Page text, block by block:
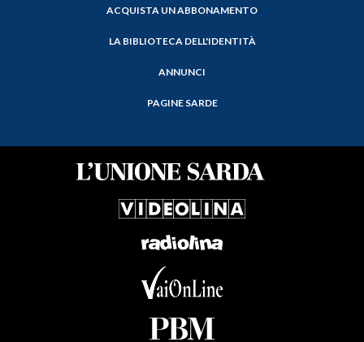
ACQUISTA UN ABBONAMENTO
LA BIBLIOTECA DELL'IDENTITÀ
ANNUNCI
PAGINE SARDE